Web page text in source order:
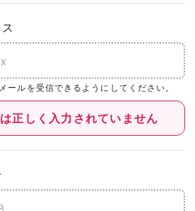
ルを受信できるようにしてください。
正しく入力されていません